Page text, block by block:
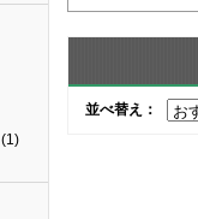
(1)
並べ替え：